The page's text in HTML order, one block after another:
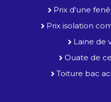
Prix d'une
Prix isolation
Laine de
Ouate de
Toiture bac